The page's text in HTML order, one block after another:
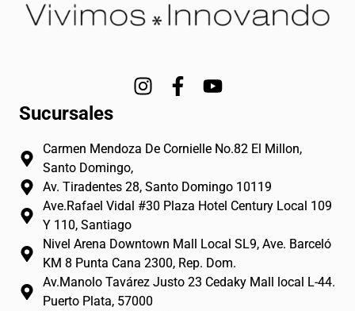
I
t
g
r
m
F
e
o
o
-
f
Y
t
b
e
Sucursales
Carmen Mendoza De Cornielle No.82 El Millon,
Santo Domingo,
Av. Tiradentes 28, Santo Domingo 10119
Ave.Rafael Vidal #30 Plaza Hotel Century Local 109
Y 110, Santiago
Nivel Arena Downtown Mall Local SL9, Ave. Barceló
KM 8 Punta Cana 2300, Rep. Dom.
Av.Manolo Tavárez Justo 23 Cedaky Mall local L-44.
Puerto Plata, 57000